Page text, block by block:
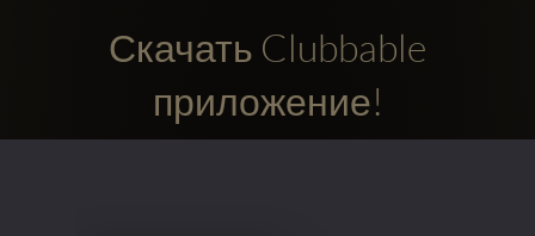
Скачать Clubbable
приложение!